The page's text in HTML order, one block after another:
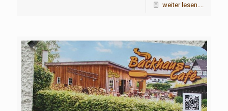
weiter lesen....